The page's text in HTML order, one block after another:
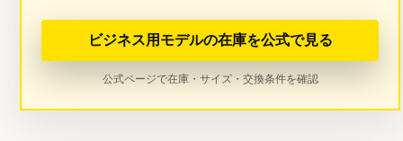
ビジネス用モデルの在庫を公式で見る
公式ページで在庫・サイズ・交換条件を確認